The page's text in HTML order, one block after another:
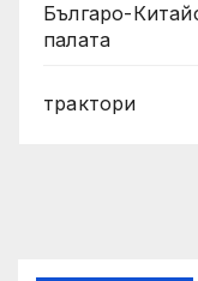
Българо-
палата
трактори